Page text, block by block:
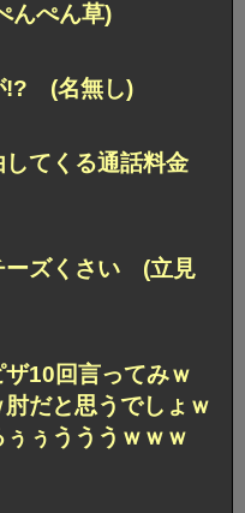
んぺん草)
!? (名無し)
してくる通話料金
ーズくさい (立見
10回言ってみｗ
だと思うでしょｗ
ぅぅうううｗｗｗ